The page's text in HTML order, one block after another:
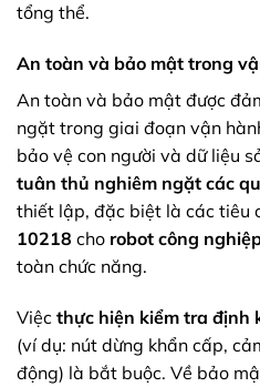
tổng thể.
An toàn và bảo mật trong
An toàn và bảo mật được
ngặt trong giai đoạn vận
bảo vệ con người và dữ liệu
tuân thủ nghiêm ngặt các
thiết lập, đặc biệt là các tiêu
10218 cho robot công
toàn chức năng.
Việc thực hiện kiểm tra định
(ví dụ: nút dừng khẩn cấp,
động) là bắt buộc. Về bảo